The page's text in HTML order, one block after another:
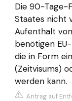
Die 90-Tage-
Staates nicht
Aufenthalt
benötigen
die in Form
(Zeitvisums)
werden kann.
Antrag auf